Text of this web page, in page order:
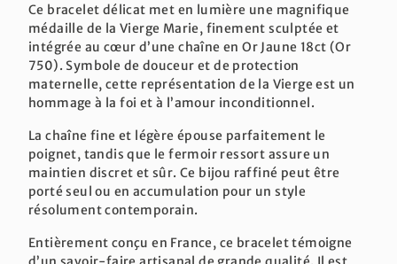
Ce bracelet délicat met en lumière une magnifique
médaille de la Vierge Marie, finement sculptée et
intégrée au cœur d’une chaîne en Or Jaune 18ct (Or
750). Symbole de douceur et de protection
maternelle, cette représentation de la Vierge est un
hommage à la foi et à l’amour inconditionnel.
La chaîne fine et légère épouse parfaitement le
poignet, tandis que le fermoir ressort assure un
maintien discret et sûr. Ce bijou raffiné peut être
porté seul ou en accumulation pour un style
résolument contemporain.
Entièrement conçu en France, ce bracelet témoigne